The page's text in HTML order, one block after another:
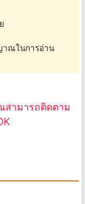
าณในการอ่าน
สามารถติดตาม